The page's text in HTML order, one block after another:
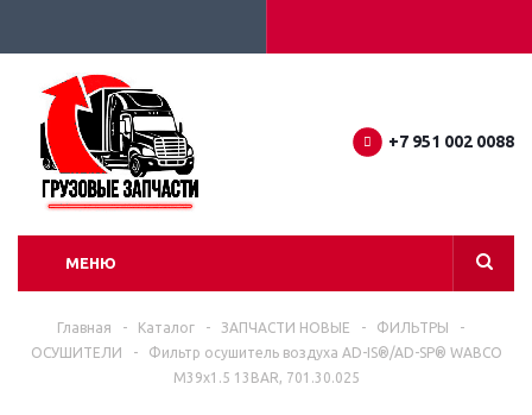
+7 951 002 0088
МЕНЮ
Главная - Каталог - ЗАПЧАСТИ НОВЫЕ - ФИЛЬТРЫ
-
ОСУШИТЕЛИ
-
Фильтр осушитель воздуха AD-IS®/AD-SP® WABCO
M39x1.5 13BAR, 701.30.025